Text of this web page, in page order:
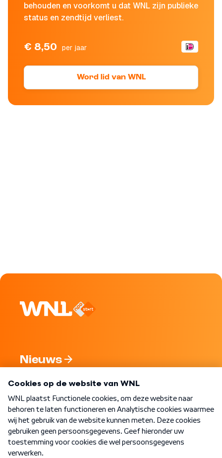
behouden en voorkomt u dat WNL zijn publieke
status en zendtijd verliest.
€ 8,50 per jaar
Word lid van WNL
Nieuws
Nieuwsbrief
Word Lid